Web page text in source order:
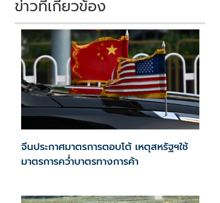
ข่าวที่เกี่ยวข้อง
จีนประกาศมาตรการตอบโต้ เหตุสหรัฐฯใช้
มาตรการคว่ำบาตรทางการค้า